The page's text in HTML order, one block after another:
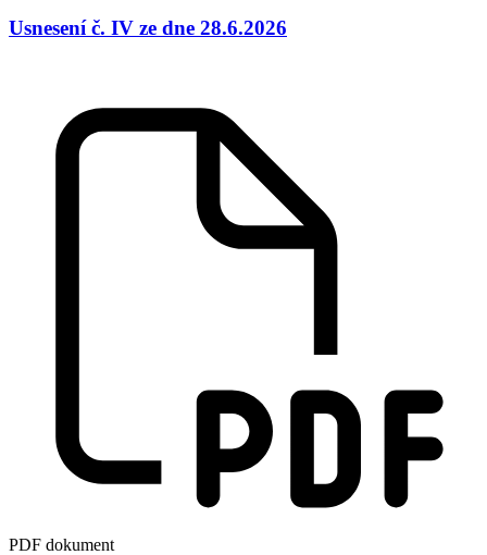
Usnesení č. IV ze dne 28.6.2026
PDF dokument